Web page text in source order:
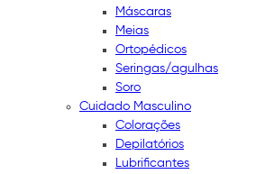
Máscaras
Meias
Ortopédicos
Seringas/agulhas
Soro
Cuidado Masculino
Colorações
Depilatórios
Lubrificantes